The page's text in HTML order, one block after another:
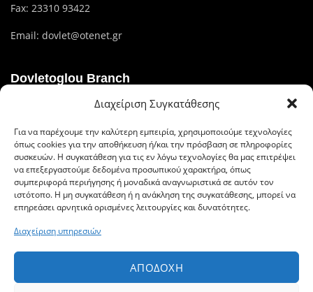
Διαχείριση Συγκατάθεσης
Για να παρέχουμε την καλύτερη εμπειρία, χρησιμοποιούμε τεχνολογίες
όπως cookies για την αποθήκευση ή/και την πρόσβαση σε πληροφορίες
συσκευών. Η συγκατάθεση για τις εν λόγω τεχνολογίες θα μας επιτρέψει
να επεξεργαστούμε δεδομένα προσωπικού χαρακτήρα, όπως
συμπεριφορά περιήγησης ή μοναδικά αναγνωριστικά σε αυτόν τον
ιστότοπο. Η μη συγκατάθεση ή η ανάκληση της συγκατάθεσης, μπορεί να
επηρεάσει αρνητικά ορισμένες λειτουργίες και δυνατότητες.
Διαχείριση υπηρεσιών
ΑΠΟΔΟΧΉ
Fax: 23310 93422
Email: dovlet@otenet.gr
Dovletoglou Branch
Διεύθυνση: Πίνδου 17, 59132,Βέροια
Τηλ.: 23310 60376
Fax: 23310 93422
Email: dovlet@otenet.gr